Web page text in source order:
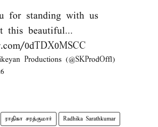
for standing with us
this beautiful…
0dTDX0MSCC
Productions (@SKProdOffl)
ராதிகா சரத்குமார் Radhika Sarathkumar